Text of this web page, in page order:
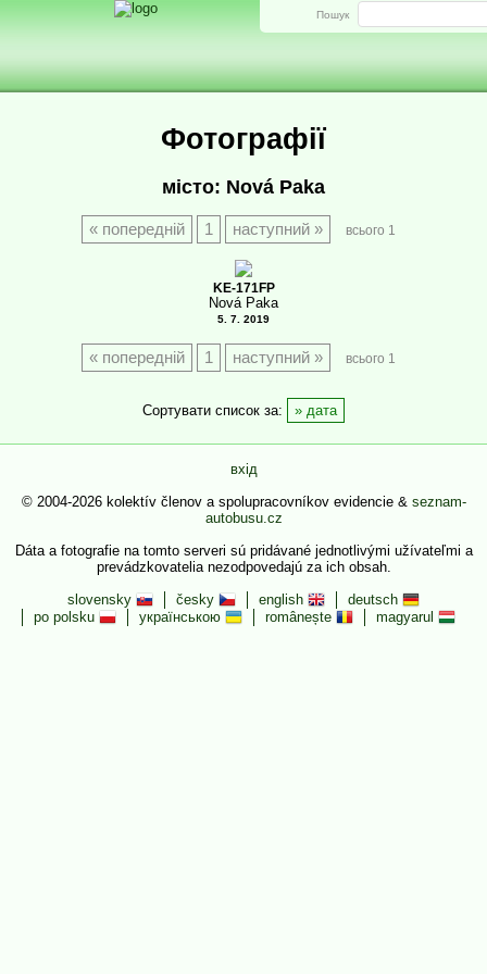
Фотографії
місто: Nová Paka
попередній 1 наступний всього 1
KE-171FP
Nová Paka
5. 7. 2019
попередній 1 наступний всього 1
Сортувати список за: дата
Пошук
вхід
© 2004-2026 kolektív členov a spolupracovníkov evidencie & seznam-
autobusu.cz
Dáta a fotografie na tomto serveri sú pridávané jednotlivými užívateľmi a
prevádzkovatelia nezodpovedajú za ich obsah.
slovensky
česky english
deutsch
po polsku
українською românește magyarul